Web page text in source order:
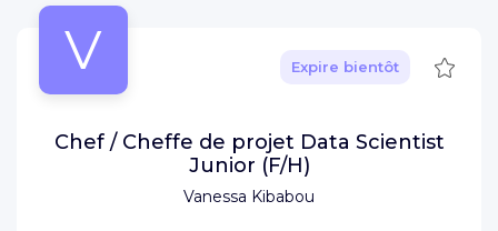
V
Vanessa Kibabou
Expire bientôt
Chef / Cheffe de projet Data Scientist
Junior (F/H)